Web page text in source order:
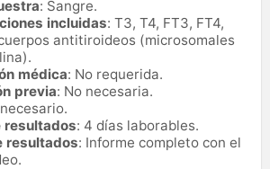
: Sangre.
incluidas: T3, T4, FT3, FT4,
antitiroideos (microsomales
médica: No requerida.
previa: No necesaria.
resultados: 4 días laborables.
resultados: Informe completo con el